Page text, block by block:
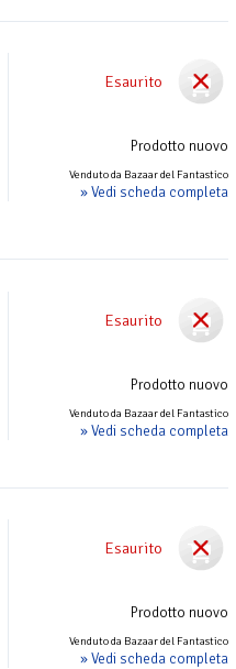
Esaurito
Prodotto nuovo
Venduto da Bazaar del Fantastico
» Vedi scheda completa
Esaurito
Prodotto nuovo
Venduto da Bazaar del Fantastico
» Vedi scheda completa
Esaurito
Prodotto nuovo
Venduto da Bazaar del Fantastico
» Vedi scheda completa